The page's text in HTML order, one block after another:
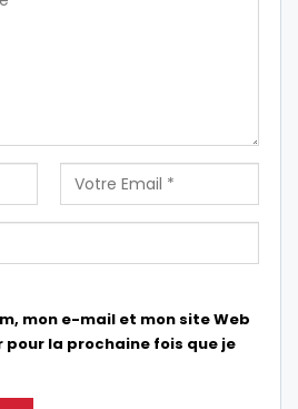
mon e-mail et mon site Web
la prochaine fois que je